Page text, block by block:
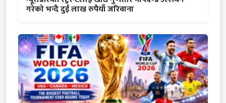
गरेको भन्दै दुई लाख रुपैयाँ जरिवाना